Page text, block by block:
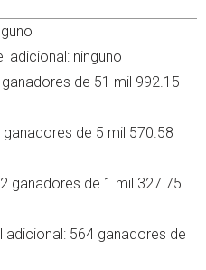
adicional: ninguno
de 51 mil 992.15
de 5 mil 570.58
ganadores de 1 mil 327.75
adicional: 564 ganadores de